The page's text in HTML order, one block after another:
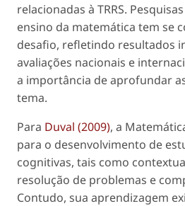
relacionadas à TRRS.
ensino da matemática tem se
desafio, refletindo resultados
avaliações nacionais e
a importância de aprofundar
tema.
Para Duval (2009), a
para o desenvolvimento de
cognitivas, tais como
resolução de problemas e
Contudo, sua aprendizagem